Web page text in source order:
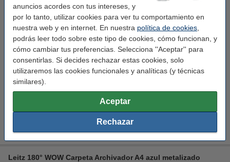
anuncios acordes con tus intereses, y
por lo tanto, utilizar cookies para ver tu comportamiento en
nuestra web y en internet. En nuestra política de cookies
podrás leer todo sobre este tipo de cookies, cómo funcionan, y
cómo cambiar tus preferencias. Selecciona ''Aceptar'' para
consentirlas. Si decides rechazar estas cookies, solo
utilizaremos las cookies funcionales y analíticas (y técnicas
similares).
Aceptar
Rechazar
Ver características y descripción
En stock
¡Recíbelo mañana!
7,50 €
Color:
Leitz 180° WOW Carpeta Archivador A4 azul metalizado